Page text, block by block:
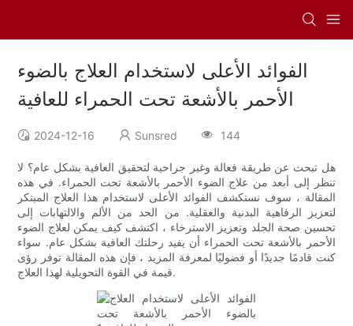
الفوائد الأعلى لاستخدام العلاج بالضوء
الأحمر بالأشعة تحت الحمراء للعافية
2024-12-16 Sunsred 144
هل تبحث عن طريقة فعالة وغير جراحية لتحقيق العافية بشكل عام؟ لا
تنظر إلى أبعد من علاج الضوء الأحمر بالأشعة تحت الحمراء. في هذه
المقالة ، سوف نستكشف الفوائد الأعلى لاستخدام هذا العلاج المبتكر
لتعزيز الرفاهية البدنية والعقلية. من الحد من الألم والالتهابات إلى
تحسين صحة الجلد وتعزيز الاسترخاء ، اكتشف كيف يمكن لعلاج الضوء
الأحمر بالأشعة تحت الحمراء أن يفيد رحلتك العافية بشكل عام. سواء
كنت قادمًا جديدًا أو فضوليًا لمعرفة المزيد ، فإن هذه المقالة توفر رؤى
قيمة في القوة التحويلية لهذا العلاج.